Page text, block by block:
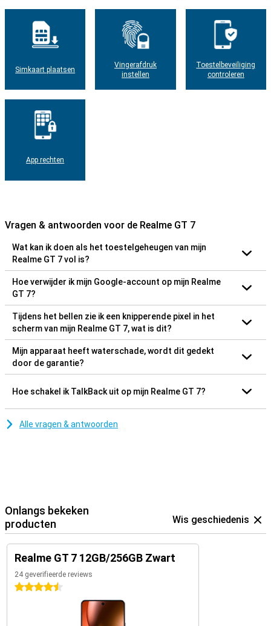
Simkaart plaatsen
Vingerafdruk
instellen
Toestelbeveiliging
controleren
App rechten
Vragen & antwoorden voor de Realme GT 7
Wat kan ik doen als het toestelgeheugen van mijn
Realme GT 7 vol is?
Hoe verwijder ik mijn Google-account op mijn Realme
GT 7?
Tijdens het bellen zie ik een knipperende pixel in het
scherm van mijn Realme GT 7, wat is dit?
Mijn apparaat heeft waterschade, wordt dit gedekt
door de garantie?
Hoe schakel ik TalkBack uit op mijn Realme GT 7?
Alle vragen & antwoorden
Onlangs bekeken
producten
Wis geschiedenis
Realme GT 7 12GB/256GB Zwart
24 geverifieerde reviews
4.5 sterren